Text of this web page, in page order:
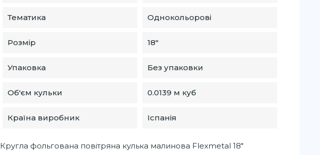
Тематика Однокольорові
Розмір 18″
Упаковка Без упаковки
Об'єм кульки 0.0139 м куб
Країна виробник Іспанія
Кругла фольгована повітряна кулька малинова Flexmetal 18"